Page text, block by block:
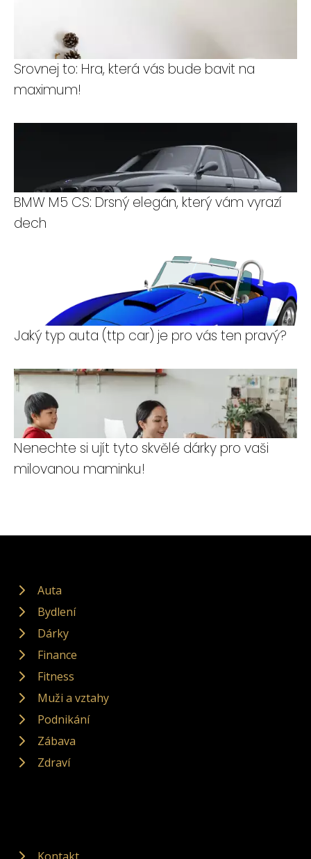
Srovnej to: Hra, která vás bude bavit na
maximum!
BMW M5 CS: Drsný elegán, který vám vyrazí
dech
Jaký typ auta (ttp car) je pro vás ten pravý?
Nenechte si ujít tyto skvělé dárky pro vaši
milovanou maminku!
Auta
Bydlení
Dárky
Finance
Fitness
Muži a vztahy
Podnikání
Zábava
Zdraví